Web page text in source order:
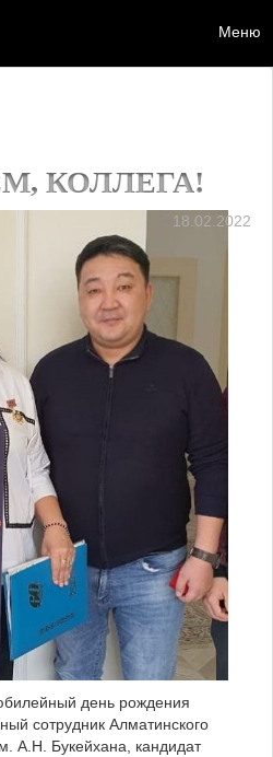
Меню
КОЛЛЕГА!
18.02.2022
день рождения
сотрудник Алматинского
А.Н. Букейхана, кандидат